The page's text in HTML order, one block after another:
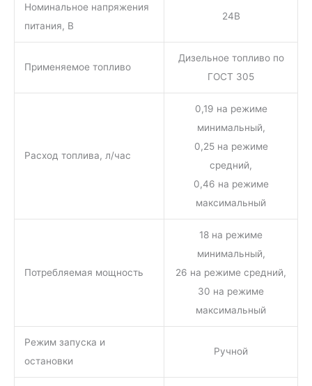
Номинальное напряжения
питания, В
24В
Применяемое топливо
Дизельное топливо по
ГОСТ 305
Расход топлива, л/час
0,19 на режиме
минимальный,
0,25 на режиме
средний,
0,46 на режиме
максимальный
Потребляемая мощность
18 на режиме
минимальный,
26 на режиме средний,
30 на режиме
максимальный
Режим запуска и
остановки
Ручной